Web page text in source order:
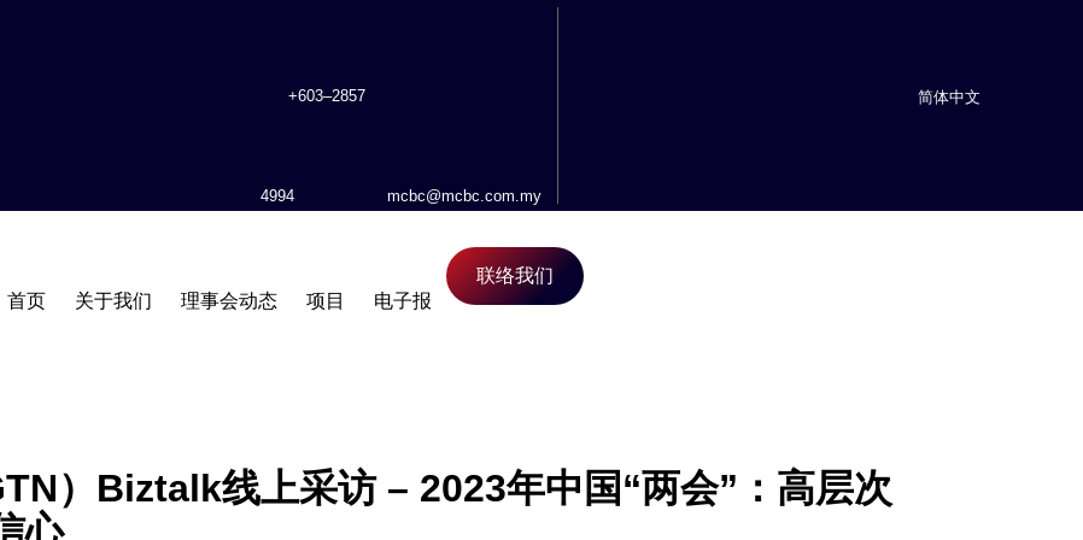
+603–2857
4994 mcbc@mcbc.com.my
简体中文
首页 关于我们 理事会动态 项目 电子报
联络我们
）Biztalk线上采访 – 2023年中国“两会”：高层次
心